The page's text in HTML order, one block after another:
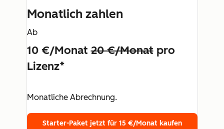
Monatlich zahlen
Ab
10 €/Monat20 €/Monatpro
Lizenz*
Monatliche Abrechnung.
Starter-Paket jetzt für 15 €/Monat kaufen